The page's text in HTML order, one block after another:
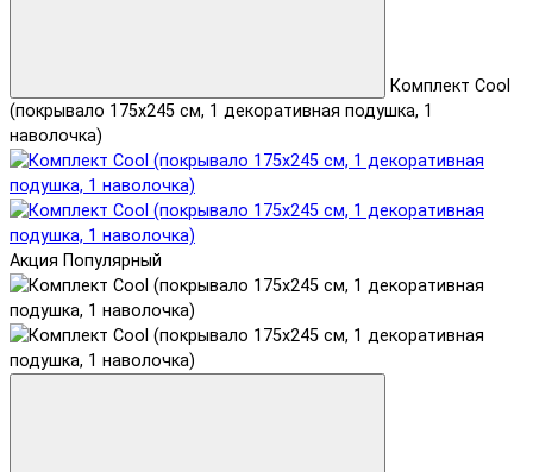
Комплект Cool
(покрывало 175x245 см, 1 декоративная подушка, 1
наволочка)
Акция Популярный